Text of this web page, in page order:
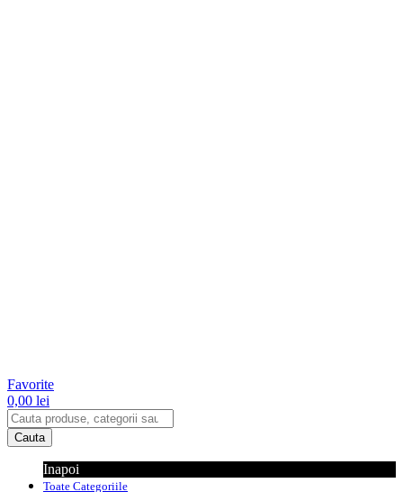
Favorite
0,00 lei
Cauta
Inapoi
Toate Categoriile